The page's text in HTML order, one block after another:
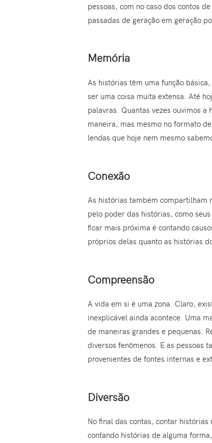
pessoas, com no caso dos contos
passadas de geração em geração
Memória
As histórias têm uma função
ser uma coisa muita extensa. Até
palavras. Quantas vezes ouvimos
maneira, mas mesmo no formato
lendas que hoje nem mesmo
Conexão
As histórias também compartilham
pelo poder das histórias, como
ficar mais próxima é contando
próprios delas quanto as histórias
Compreensão
A vida em si é uma zona. Claro,
inexplicável ainda acontece. Uma
de maneiras grandes e pequenas.
diversos fenômenos. E as pessoas
provenientes de fontes internas e
Diversão
No final das contas, contar
contando histórias de alguma